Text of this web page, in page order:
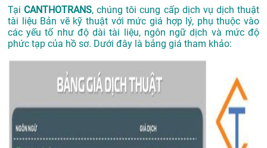
Tại CANTHOTRANS, chúng tôi cung cấp dịch vụ dịch thuật
tài liệu Bản vẽ kỹ thuật với mức giá hợp lý, phụ thuộc vào
các yếu tố như độ dài tài liệu, ngôn ngữ dịch và mức độ
phức tạp của hồ sơ. Dưới đây là bảng giá tham khảo: